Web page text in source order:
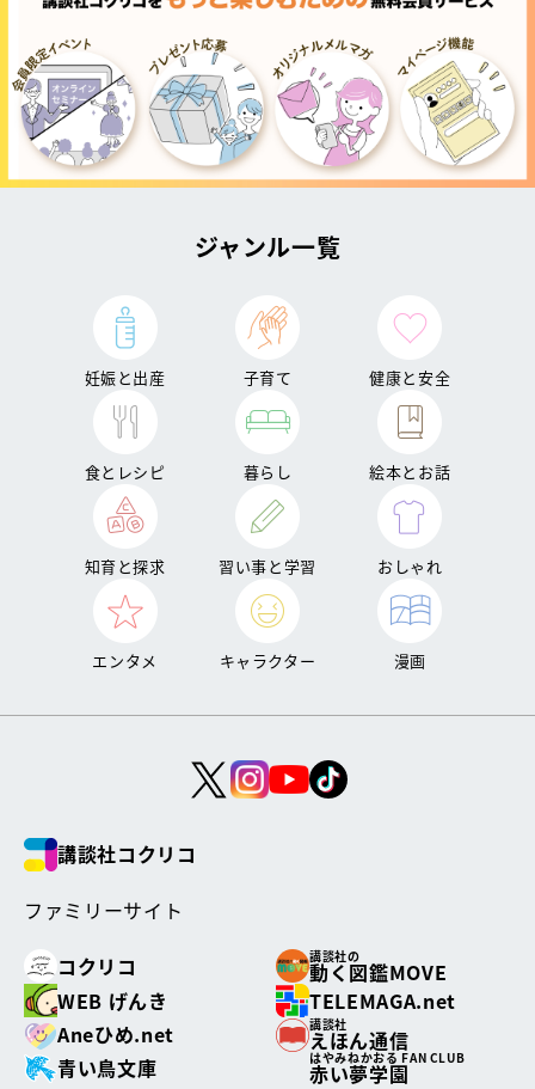
ジャンル一覧
妊娠と出産 子育て 健康と安全
食とレシピ 暮らし 絵本とお話
知育と探求 習い事と学習 おしゃれ
エンタメ キャラクター 漫画
講談社コクリコ
ファミリーサイト
コクリコ
講談社の
動く図鑑MOVE
WEB げんき
TELEMAGA.net
Aneひめ.net
講談社
えほん通信
青い鳥文庫
はやみねかおる FAN CLUB
赤い夢学園